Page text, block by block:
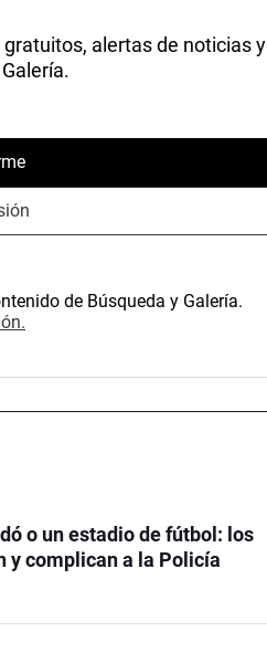
alertas de noticias y
de Búsqueda y Galería.
o un estadio de fútbol: los
y complican a la Policía